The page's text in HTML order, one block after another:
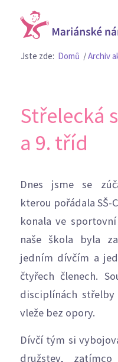
Jste zde: Domů /Archiv
Střelecká
a 9. tříd
Dnes jsme se
kterou pořádala SŠ-
konala ve
naše škola byla
jedním dívčím a
čtyřech členech.
disciplínách
vleže bez opory.
Dívčí tým si
družstev,